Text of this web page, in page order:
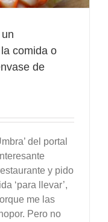
comida o
de
del portal
y pido
‘para llevar’,
me las
Pero no